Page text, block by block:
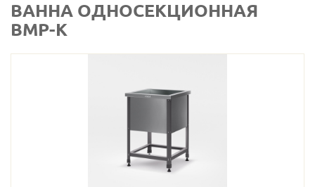
Холодильное оборудование
ВАННА ОДНОСЕКЦИОННАЯ
ВМР-К